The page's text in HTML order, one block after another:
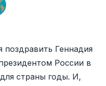
Геннадия
России в
страны годы. И,